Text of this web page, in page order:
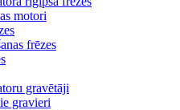
motori
frēzes
gravētāji
gravieri